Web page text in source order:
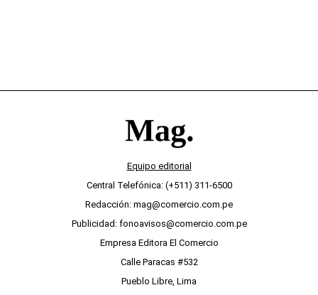
Equipo editorial
Central Telefónica: (+511) 311-6500
Redacción: mag@comercio.com.pe
Publicidad: fonoavisos@comercio.com.pe
Empresa Editora El Comercio
Calle Paracas #532
Pueblo Libre, Lima